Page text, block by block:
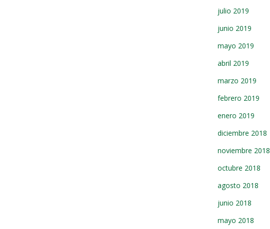
julio 2019
junio 2019
mayo 2019
abril 2019
marzo 2019
febrero 2019
enero 2019
diciembre 2018
noviembre 2018
octubre 2018
agosto 2018
junio 2018
mayo 2018